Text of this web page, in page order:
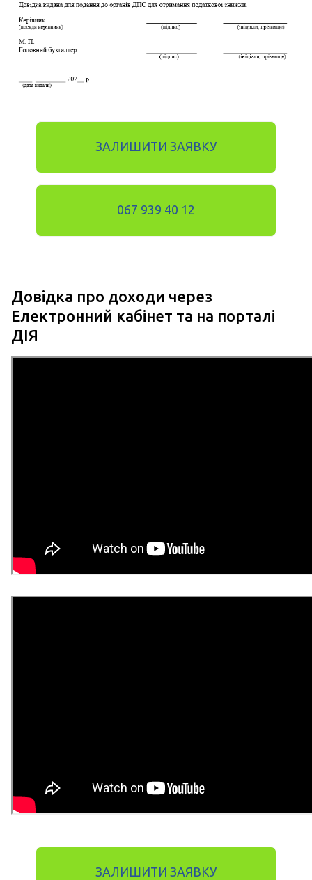
ЗАЛИШИТИ ЗАЯВКУ
067 939 40 12
Довідка про доходи через
Електронний кабінет та на порталі
ДІЯ
ЗАЛИШИТИ ЗАЯВКУ